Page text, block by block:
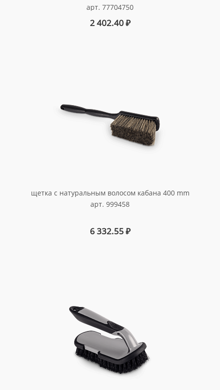
арт. 77704750
2 402.40₽
щетка с натуральным волосом кабана 400 mm
арт. 999458
6 332.55₽